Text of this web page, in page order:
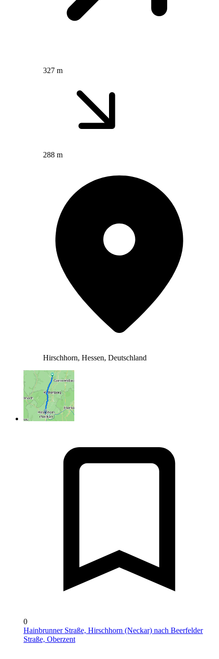
327 m
288 m
Hirschhorn, Hessen, Deutschland
0
Hainbrunner Straße, Hirschhorn (Neckar) nach Beerfelder
Straße, Oberzent